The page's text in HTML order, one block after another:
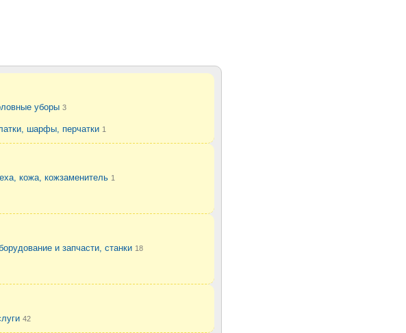
уборы3
шарфы, перчатки 1
кожа, кожзаменитель 1
и запчасти, станки 18
42